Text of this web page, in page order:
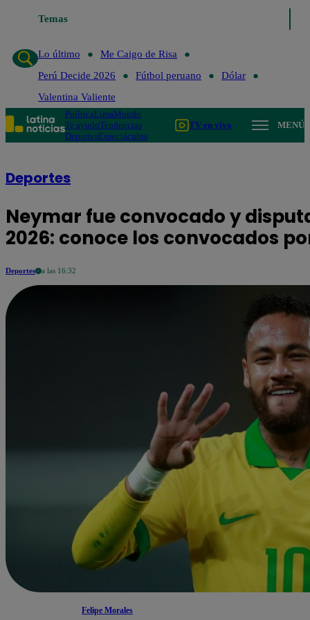
Temas
Lo último
Me Caigo de Risa
Perú Decide 2026
Fútbol peruano
Dólar
Valentina Valiente
PolíticaLimaMundo
Te ayudoTendencias
DeportesEspectáculos
TV en vivo MENÚ
Deportes
Neymar fue convocado y
2026: conoce los convocados
Deportes a las 16:32
Felipe Morales